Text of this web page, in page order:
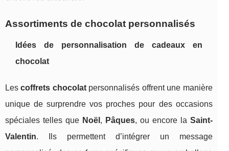
Assortiments de chocolat personnalisés
Idées de personnalisation de cadeaux en
chocolat
Lescoffrets chocolatpersonnalisés offrent une manière
unique de surprendre vos proches pour des occasions
spéciales telles que Noël , Pâques, ou encore la Saint-
Valentin. Ils permettent d’intégrer un message